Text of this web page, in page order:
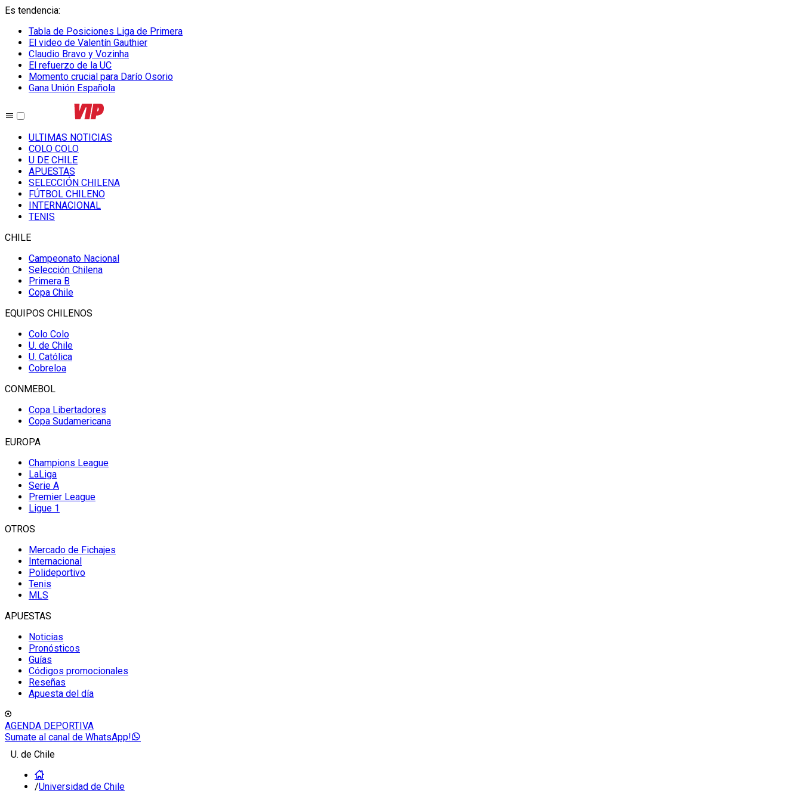
Es tendencia:
Tabla de Posiciones Liga de Primera
El video de Valentín Gauthier
Claudio Bravo y Vozinha
El refuerzo de la UC
Momento crucial para Darío Osorio
Gana Unión Española
ULTIMAS NOTICIAS
COLO COLO
U DE CHILE
APUESTAS
SELECCIÓN CHILENA
FÚTBOL CHILENO
INTERNACIONAL
TENIS
CHILE
Campeonato Nacional
Selección Chilena
Primera B
Copa Chile
EQUIPOS CHILENOS
Colo Colo
U. de Chile
U. Católica
Cobreloa
CONMEBOL
Copa Libertadores
Copa Sudamericana
EUROPA
Champions League
LaLiga
Serie A
Premier League
Ligue 1
OTROS
Mercado de Fichajes
Internacional
Polideportivo
Tenis
MLS
APUESTAS
Noticias
Pronósticos
Guías
Códigos promocionales
Reseñas
Apuesta del día
AGENDA DEPORTIVA
Sumate al canal de WhatsApp!
U. de Chile
/Universidad de Chile